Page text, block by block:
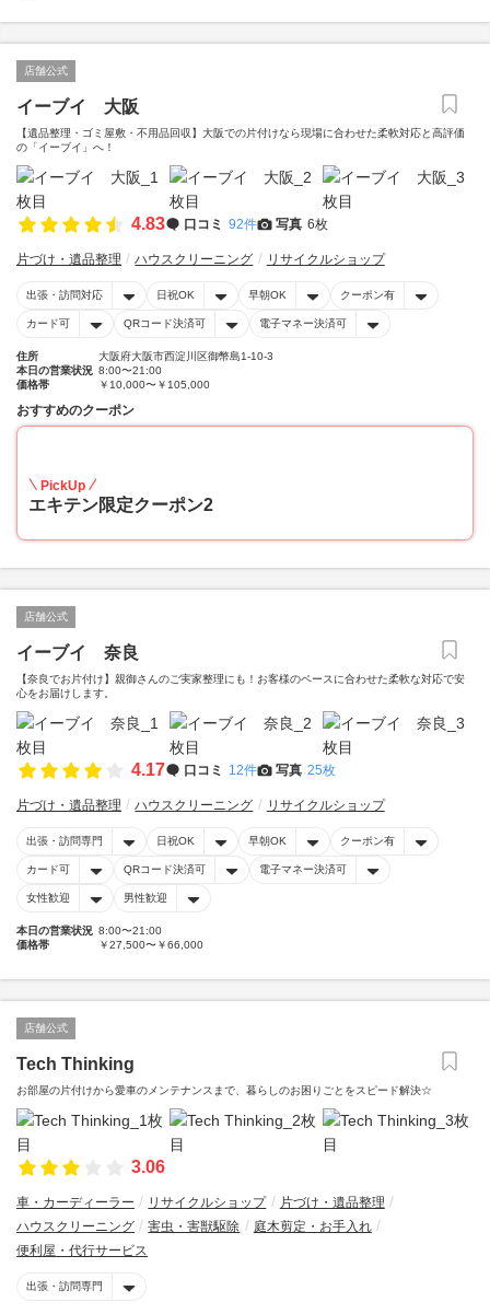
店舗公式
イーブイ 大阪
【遺品整理・ゴミ屋敷・不用品回収】大阪での片付けなら現場に合わせた柔軟対応と高評価
の「イーブイ」へ！
4.83 口コミ 92件 写真 6枚
片づけ・遺品整理 ハウスクリーニング リサイクルショップ
出張・訪問対応 日祝OK 早朝OK クーポン有
カード可 QRコード決済可 電子マネー決済可
住所
大阪府大阪市西淀川区御幣島1-10-3
本日の営業状況 8:00〜21:00
価格帯
￥10,000〜￥105,000
おすすめのクーポン
PickUp
エキテン限定クーポン2
店舗公式
イーブイ 奈良
【奈良でお片付け】親御さんのご実家整理にも！お客様のペースに合わせた柔軟な対応で安
心をお届けします。
4.17 口コミ 12件 写真 25枚
片づけ・遺品整理 ハウスクリーニング リサイクルショップ
出張・訪問専門 日祝OK 早朝OK クーポン有
カード可 QRコード決済可 電子マネー決済可
女性歓迎 男性歓迎
本日の営業状況 8:00〜21:00
価格帯
￥27,500〜￥66,000
店舗公式
Tech Thinking
お部屋の片付けから愛車のメンテナンスまで、暮らしのお困りごとをスピード解決☆
3.06
車・カーディーラー リサイクルショップ
片づけ・遺品整理
ハウスクリーニング
害虫・害獣駆除
庭木剪定・お手入れ
便利屋・代行サービス
出張・訪問専門